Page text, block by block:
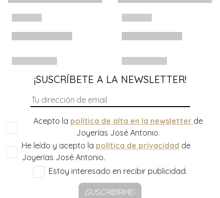
¡SUSCRÍBETE A LA NEWSLETTER!
Acepto la política de alta en la newsletter de
Joyerías José Antonio.
He leído y acepto la política de privacidad de
Joyerías José Antonio.
Estoy interesado en recibir publicidad.
¡SUSCRIBIRME!